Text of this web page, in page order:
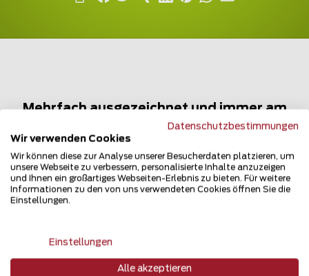
Mehrfach ausgezeichnet und immer am
Puls des MarktesDatenschutzbestimmungen
Wir verwenden Cookies
Wir können diese zur Analyse unserer Besucherdaten platzieren, um
unsere Webseite zu verbessern, personalisierte Inhalte anzuzeigen
und Ihnen ein großartiges Webseiten-Erlebnis zu bieten. Für weitere
Informationen zu den von uns verwendeten Cookies öffnen Sie die
Einstellungen.
Einstellungen
Alle akzeptieren